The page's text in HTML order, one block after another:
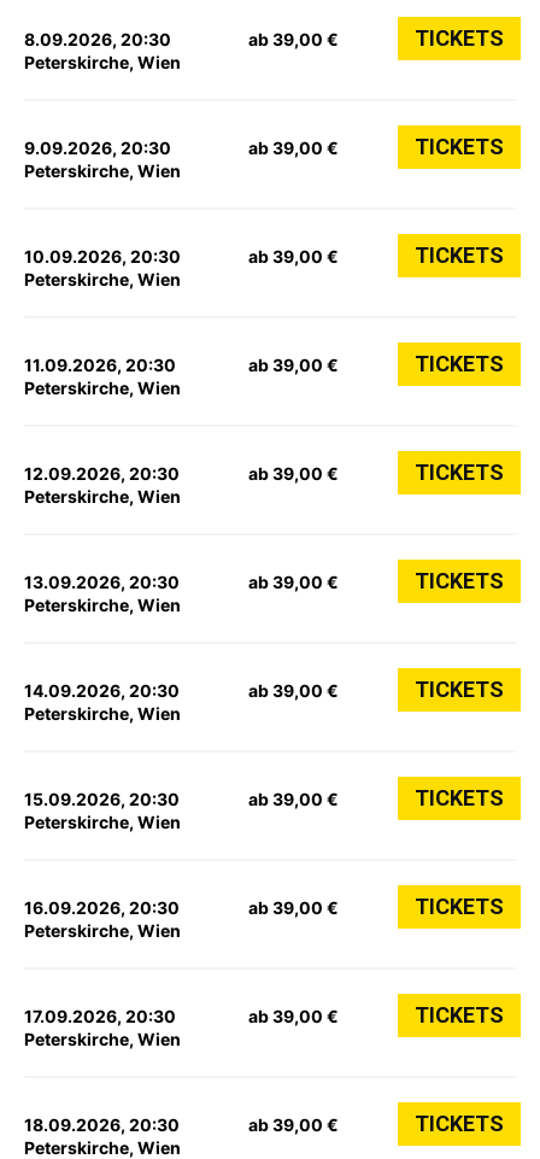
8.09.2026, 20:30
Peterskirche, Wien
ab 39,00 € TICKETS
9.09.2026, 20:30
Peterskirche, Wien
ab 39,00 € TICKETS
10.09.2026, 20:30
Peterskirche, Wien
ab 39,00 € TICKETS
11.09.2026, 20:30
Peterskirche, Wien
ab 39,00 € TICKETS
12.09.2026, 20:30
Peterskirche, Wien
ab 39,00 € TICKETS
13.09.2026, 20:30
Peterskirche, Wien
ab 39,00 € TICKETS
14.09.2026, 20:30
Peterskirche, Wien
ab 39,00 € TICKETS
15.09.2026, 20:30
Peterskirche, Wien
ab 39,00 € TICKETS
16.09.2026, 20:30
Peterskirche, Wien
ab 39,00 € TICKETS
17.09.2026, 20:30
Peterskirche, Wien
ab 39,00 € TICKETS
18.09.2026, 20:30
Peterskirche, Wien
ab 39,00 € TICKETS